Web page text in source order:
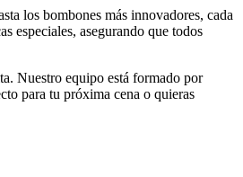
los bombones más innovadores, cada
especiales, asegurando que todos
Nuestro equipo está formado por
para tu próxima cena o quieras